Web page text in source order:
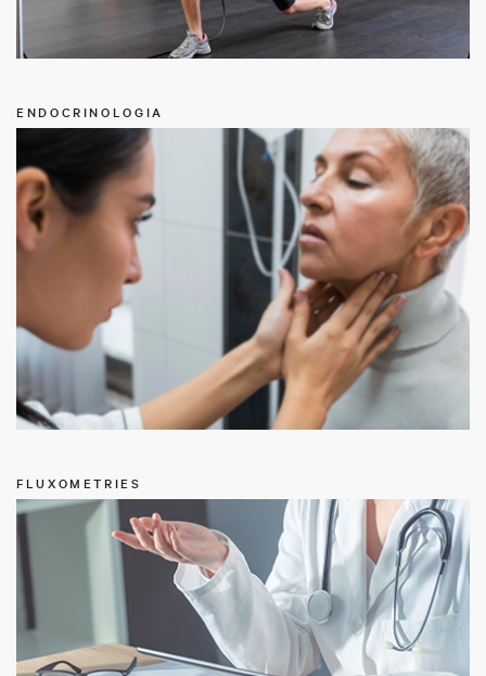
ENDOCRINOLOGIA
FLUXOMETRIES